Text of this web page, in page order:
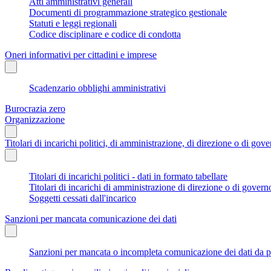
Documenti di programmazione strategico gestionale
Statuti e leggi regionali
Codice disciplinare e codice di condotta
Oneri informativi per cittadini e imprese
Scadenzario obblighi amministrativi
Burocrazia zero
Organizzazione
Titolari di incarichi politici, di amministrazione, di direzione o di
Titolari di incarichi politici - dati in formato tabellare
Titolari di incarichi di amministrazione di direzione o di
Soggetti cessati dall'incarico
Sanzioni per mancata comunicazione dei dati
Sanzioni per mancata o incompleta comunicazione dei dati